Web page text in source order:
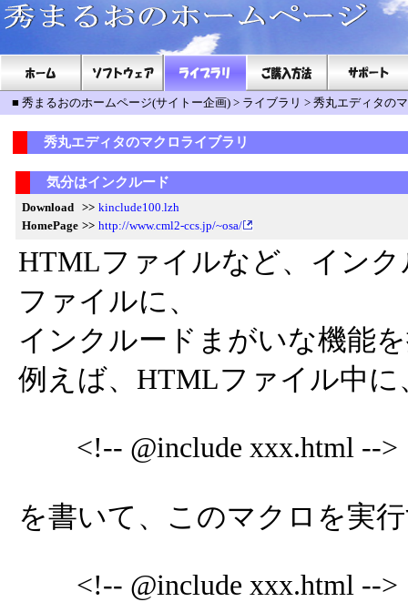
■ 秀まるおのホームページ(サイトー企画) > ライブラリ > 秀丸エディタの
秀丸エディタのマクロライブラリ
気分はインクルード
Download >> kinclude100.lzh
HomePage >> http://www.cml2-ccs.jp/~osa/
HTMLファイルなど、イン
ファイルに、
インクルードまがいな機能
例えば、HTMLファイル中
<!-- @include xxx.html -->
を書いて、このマクロを実
<!-- @include xxx.html -->